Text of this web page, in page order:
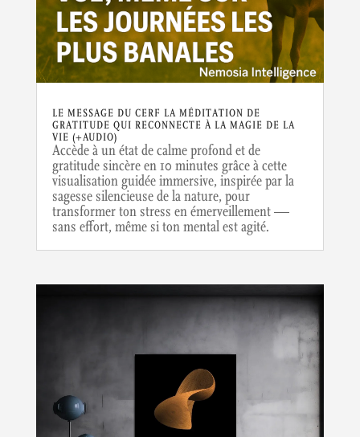
LE MESSAGE DU CERF LA MÉDITATION DE
GRATITUDE QUI RECONNECTE À LA MAGIE DE LA
VIE (+AUDIO)
Accède à un état de calme profond et de
gratitude sincère en 10 minutes grâce à cette
visualisation guidée immersive, inspirée par la
sagesse silencieuse de la nature, pour
transformer ton stress en émerveillement —
sans effort, même si ton mental est agité.